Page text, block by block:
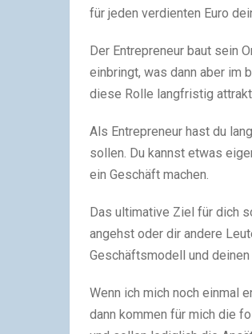
für jeden verdienten Euro
Der Entrepreneur baut sein
einbringt, was dann aber im
diese Rolle langfristig
Als Entrepreneur hast du
sollen. Du kannst etwas
ein Geschäft machen.
Das ultimative Ziel für dich
angehst oder dir andere
Geschäftsmodell und deinen
Wenn ich mich noch einmal
dann kommen für mich die